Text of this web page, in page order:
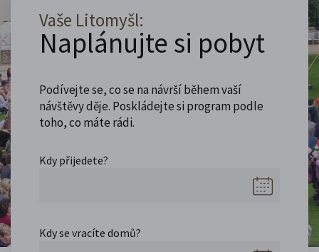
Vaše Litomyšl:
Naplánujte si pobyt
Podívejte se, co se na návrší během vaší
návštěvy děje. Poskládejte si program podle
toho, co máte rádi.
Kdy přijedete?
Kdy se vracíte domů?